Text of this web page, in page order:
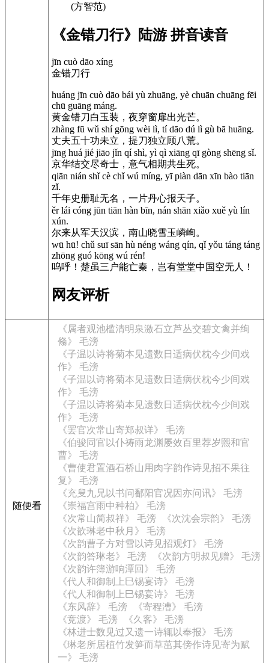
(方智范)
《金错刀行》陆游 拼音读音
jīn cuò dāo xíng
金错刀行
huáng jīn cuò dāo bái yù zhuāng, yè chuān chuāng fēi
chū guāng máng.
黄金错刀白玉装，夜穿窗扉出光芒。
zhàng fū wǔ shí gōng wèi lì, tí dāo dú lì gù bā huāng.
丈夫五十功未立，提刀独立顾八荒。
jīng huá jié jiāo jǐn qí shì, yì qì xiāng qī gòng shēng sǐ.
京华结交尽奇士，意气相期共生死。
qiān nián shǐ cè chǐ wú míng, yī piàn dān xīn bào tiān
zǐ.
千年史册耻无名，一片丹心报天子。
ěr lái cóng jūn tiān hàn bīn, nán shān xiǎo xuě yù lín
xún.
尔来从军天汉滨，南山晓雪玉嶙峋。
wū hū! chǔ suī sān hù néng wáng qín, qǐ yǒu táng táng
zhōng guó kōng wú rén!
呜呼！楚虽三户能亡秦，岂有堂堂中国空无人！
网友评析
随便看
《属者观池槛清明泉激石立芦丛交碧文禽并绚
翛》 毛滂
《子温以诗将菊本见遗数日适病伏枕今少间戏
作》 毛滂
《子温以诗将菊本见遗数日适病伏枕今少间戏
作》 毛滂
《子温以诗将菊本见遗数日适病伏枕今少间戏
作》 毛滂
《罢官次常山寄郑叔详》 毛滂
《伯骏同官以仆祷雨龙渊屡效百里荐岁熙和官
曹》 毛滂
《曹使君置酒石桥山用肉字韵作诗见招不果往
复》 毛滂
《充叟九兄以书问鄱阳官况因亦问讯》 毛滂
《崇福宫雨中种柏》 毛滂
《次常山简叔祥》 毛滂
《次沈会宗韵》 毛滂
《次歆琳老中秋月》 毛滂
《次韵曹子方对雪以诗见招观灯》 毛滂
《次韵答琳老》 毛滂
《次韵方明叔见赠》 毛滂
《次韵许簿游响潭回》 毛滂
《代人和御制上巳锡宴诗》 毛滂
《代人和御制上巳锡宴诗》 毛滂
《东风辞》 毛滂
《寄程漕》 毛滂
《竞渡》 毛滂
《久客》 毛滂
《林进士数见过又遗一诗辄以奉报》 毛滂
《琳老所居植竹发笋而草茁其傍作诗见寄为赋
一》 毛滂